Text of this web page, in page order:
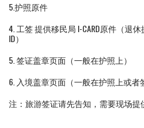
5.护照原件
4. 工签 提供移民局 I-CARD原件（退休
ID）
5. 签证盖章页面（一般在护照上）
6. 入境盖章页面（一般在护照上或者
注：旅游签证请先告知，需要现场